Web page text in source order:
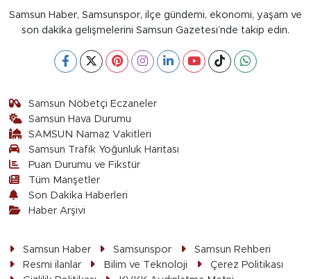
Samsun Haber, Samsunspor, ilçe gündemi, ekonomi, yaşam ve
son dakika gelişmelerini Samsun Gazetesi’nde takip edin.
Samsun Nöbetçi Eczaneler
Samsun Hava Durumu
SAMSUN Namaz Vakitleri
Samsun Trafik Yoğunluk Haritası
Puan Durumu ve Fikstür
Tüm Manşetler
Son Dakika Haberleri
Haber Arşivi
Samsun Haber Samsunspor
Samsun Rehberi
Resmi ilanlar
Bilim ve Teknoloji
Çerez Politikası